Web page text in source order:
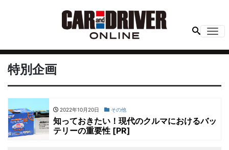
特別企画
2022年10月20日 その他
知っておきたい！現代のクルマにおけるバッ
テリーの重要性 [PR]